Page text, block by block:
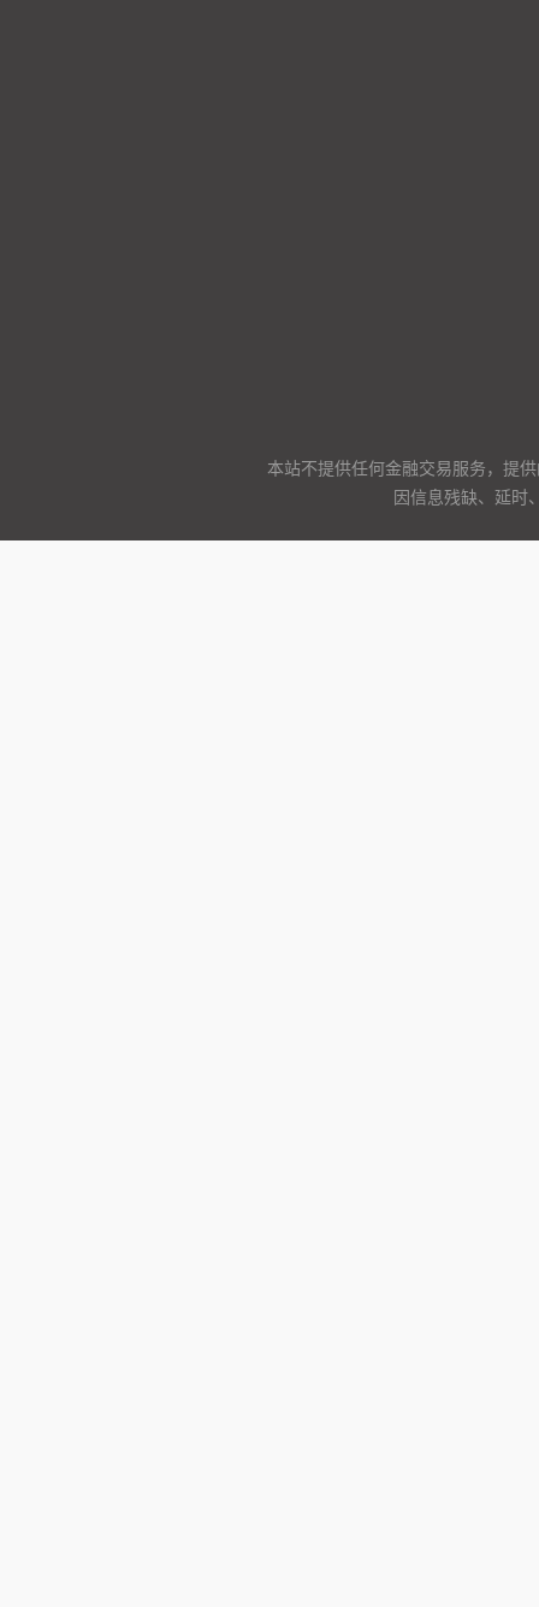
本站不提供任何金融交易服务，提
因信息残缺、延时